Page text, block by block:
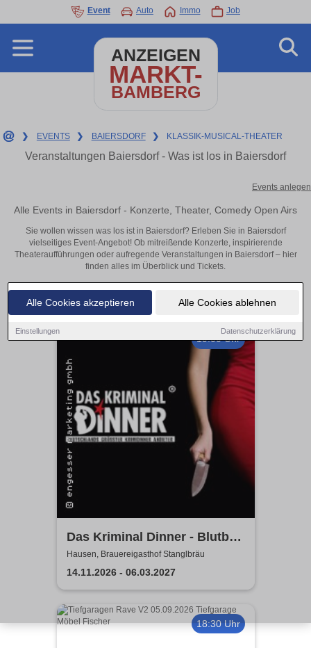
Alle Cookies akzeptieren Alle Cookies ablehnen
Einstellungen Datenschutzerklärung
Event Auto Immo Job
ANZEIGEN
MARKT-
BAMBERG
❯ EVENTS ❯ BAIERSDORF ❯ KLASSIK-MUSICAL-THEATER
Veranstaltungen Baiersdorf - Was ist los in Baiersdorf
Events anlegen
Alle Events in Baiersdorf - Konzerte, Theater, Comedy Open Airs
Sie wollen wissen was los ist in Baiersdorf? Erleben Sie in Baiersdorf
vielseitiges Event-Angebot! Ob mitreißende Konzerte, inspirierende
Theateraufführungen oder aufregende Veranstaltungen in Baiersdorf – hier
finden alles im Überblick und Tickets.
19:00 Uhr
Das Kriminal Dinner - Blutbad
im Gemeinderat
Hausen, Brauereigasthof Stanglbräu
14.11.2026 - 06.03.2027
18:30 Uhr